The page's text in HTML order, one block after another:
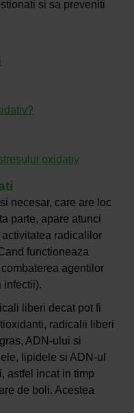
si sa preveniti
oxidativ
necesar, care are loc
parte, apare atunci
radicalilor
functioneaza
agentilor
infectii).
liberi decat pot fi
radicalii liberi
ADN-ului si
lipidele si ADN-ul
astfel incat in timp
de boli. Acestea